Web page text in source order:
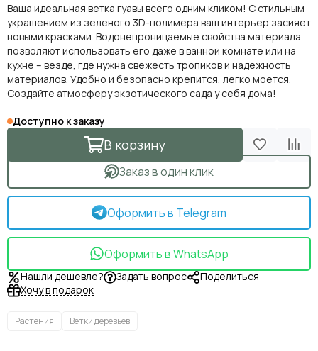
Ваша идеальная ветка гуавы всего одним кликом! С стильным
украшением из зеленого 3D-полимера ваш интерьер засияет
новыми красками. Водонепроницаемые свойства материала
позволяют использовать его даже в ванной комнате или на
кухне – везде, где нужна свежесть тропиков и надежность
материалов. Удобно и безопасно крепится, легко моется.
Создайте атмосферу экзотического сада у себя дома!
Доступно к заказу
В корзину
Заказ в один клик
Оформить в Telegram
Оформить в WhatsApp
Нашли дешевле? Задать вопрос
Поделиться
Хочу в подарок
Растения Ветки деревьев